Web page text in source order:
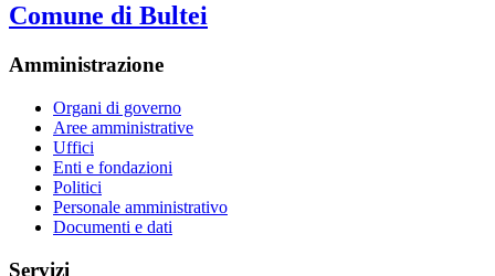
Comune di Bultei
Amministrazione
Organi di governo
Aree amministrative
Uffici
Enti e fondazioni
Politici
Personale amministrativo
Documenti e dati
Servizi